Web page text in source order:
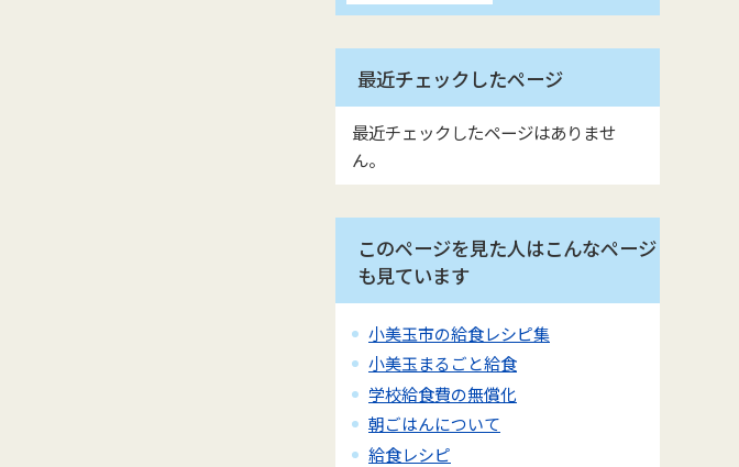
最近チェックしたページ
最近チェックしたページはありませ
ん。
このページを見た人はこんなページ
も見ています
小美玉市の給食レシピ集
小美玉まるごと給食
学校給食費の無償化
朝ごはんについて
給食レシピ